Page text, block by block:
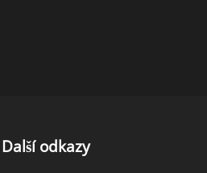
Další odkazy